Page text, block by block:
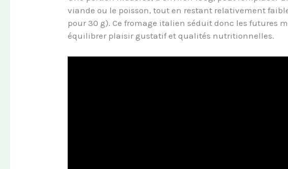
viande ou le poisson, tout en restant relativement
pour 30 g). Ce fromage italien séduit donc les futures
équilibrer plaisir gustatif et qualités nutritionnelles.